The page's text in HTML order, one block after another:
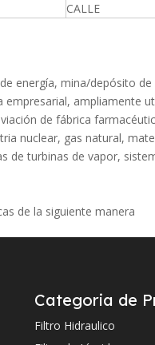
CALLE
energía, mina/depósito
ampliamente
de fábrica
nuclear, gas natural,
de turbinas de vapor,
de la siguiente manera
Categoria de
Filtro Hidraulico